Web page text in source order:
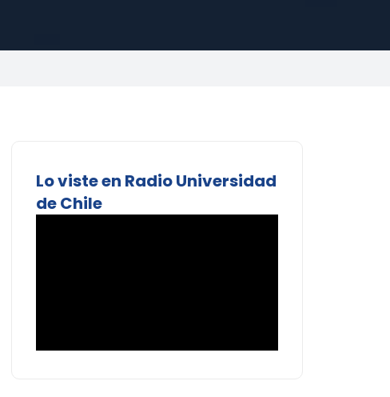
Lo viste en Radio Universidad
de Chile